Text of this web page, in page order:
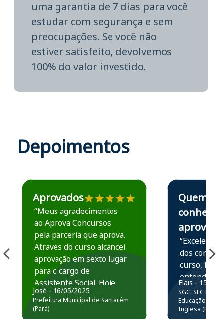
uma garantia de 7 dias para você
estudar com segurança e sem
preocupações. Se você não
estiver satisfeito, devolvemos
100% do valor investido.
Depoimentos
Estudante José recomenda o Aprova Concursos em
Aprovados
“Meus agradecimentos
ao Aprova Concursos
pela parceria que aprova.
Através do curso alcancei
aprovação em sexto lugar
para o cargo de
Assistente Social. Hoje
estou atuando na
Prefeitura de Santarém.
José - 16/05/2025
Prefeitura Municipal de Santarém
(Pará)
Estudante Elais
Quem
conhece,
aprova
“Excelente
dos
curso,
entender e
prática
resolução
questões.”
Elais - 15/07/
SGC: SEC BA
Educação
Inglesa (Edital